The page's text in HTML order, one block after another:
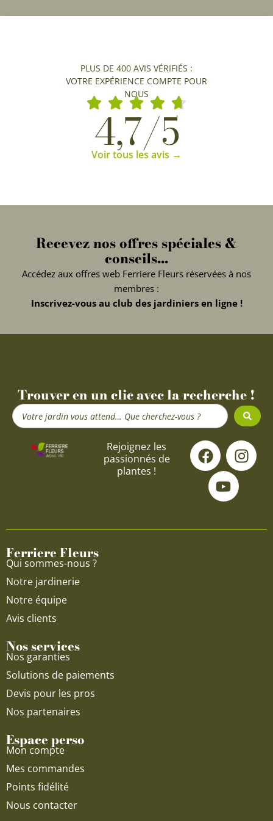
PLUS DE 400 AVIS VÉRIFIÉS :
VOTRE EXPÉRIENCE COMPTE POUR
NOUS
4,7/5
Voir tous les avis →
Recevez nos offres spéciales &
conseils...
Accédez aux offres web Ferriere Fleurs réservées à nos
membres :
Inscrivez-vous au club des jardiniers en ligne !
Trouver en un clic avec la recherche !
Search
...
Rejoignez les
passionnés de
plantes !
F
a
c
e
o
I
n
s
g
Y
o
u
t
u
b
Ferriere Fleurs
Qui sommes-nous ?
Notre jardinerie
Notre équipe
Avis clients
Nos services
Nos garanties
Solutions de paiements
Devis pour les pros
Nos partenaires
Espace perso
Mon compte
Mes commandes
Points fidélité
Nous contacter